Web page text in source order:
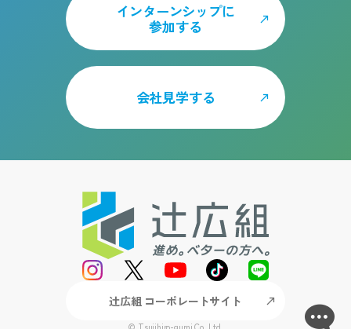
インターンシップに
参加する
会社見学する
辻広組 コーポレートサイト